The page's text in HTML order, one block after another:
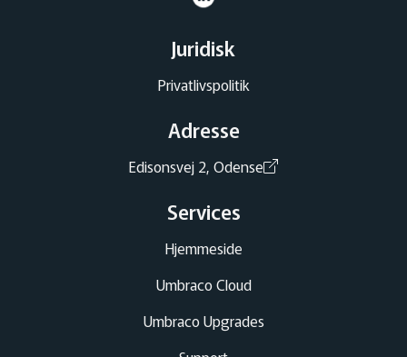
Juridisk
Privatlivspolitik
Adresse
Edisonsvej 2, Odense
Services
Hjemmeside
Umbraco Cloud
Umbraco Upgrades